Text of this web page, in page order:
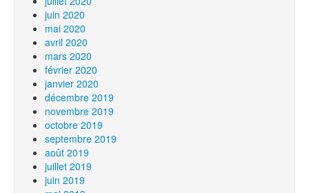
juin 2020
mai 2020
avril 2020
mars 2020
février 2020
janvier 2020
décembre 2019
novembre 2019
octobre 2019
septembre 2019
août 2019
juillet 2019
juin 2019